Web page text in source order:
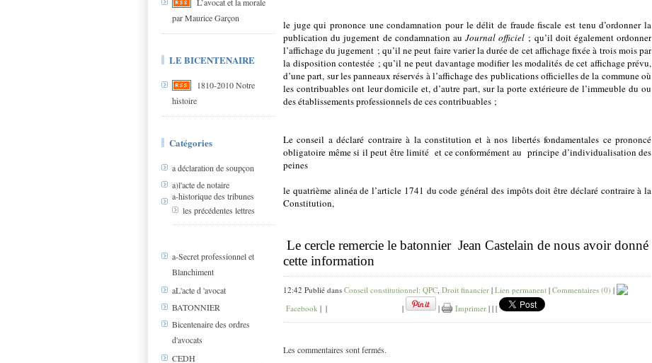
L’avocat et la morale
par Maurice Garçon
LE BICENTENAIRE
1810-2010 Notre
histoire
Catégories
a déclaration de soupçon
a)l'acte de notaire
a-historique des tribunes
les précédentes lettres
a-Secret professionnel et
Blanchiment
aL'acte d 'avocat
BATONNIER
Bicentenaire des ordres
d'avocats
CEDH
le juge qui prononce une condamnation pour le délit de fraude fiscale est tenu d’ordonner la
publication du jugement de condamnation au Journal officiel ; qu’il doit également ordonner
l’affichage du jugement ; qu’il ne peut faire varier la durée de cet affichage fixée à trois mois par
la disposition contestée ; qu’il ne peut davantage modifier les modalités de cet affichage prévu,
d’une part, sur les panneaux réservés à l’affichage des publications officielles de la commune où
les contribuables ont leur domicile et, d’autre part, sur la porte extérieure de l’immeuble du ou
des établissements professionnels de ces contribuables ;
Le conseil a déclaré contraire à la constitution et à nos libertés fondamentales ce prononcé
obligatoire même si il peut être limité et ce conformément au principe d’individualisation des
peines
le quatrième alinéa de l’article 1741 du code général des impôts doit être déclaré contraire à la
Constitution,
Le cercle remercie le batonnier Jean Castelain de nous avoir donné
cette information
12:42 Publié dans Conseil constitutionnel: QPC, Droit financier | Lien permanent | Commentaires (0) |
Facebook | | | | Imprimer | | |
Les commentaires sont fermés.